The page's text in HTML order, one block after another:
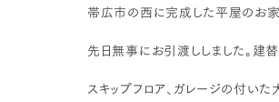
帯広市の西に完成した平屋のお家
先日無事にお引渡ししました。建
スキップフロア、ガレージの付いた